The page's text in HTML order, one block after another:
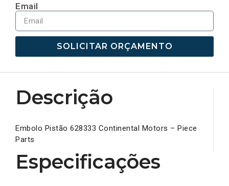
Email
SOLICITAR ORÇAMENTO
Descrição
Embolo Pistão 628333 Continental Motors – Piece
Parts
Especificações